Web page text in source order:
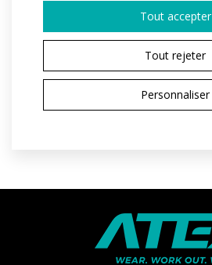
Tout accepter
Tout rejeter
Personnaliser
DEMANDER UN DEVIS
ACHETER VIA E-SHOP